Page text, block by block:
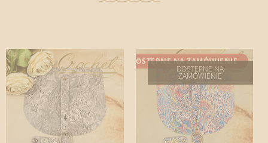
DOSTĘPNE NA ZAMÓWIENIE
DOSTĘPNE NA
ZAMÓWIENIE